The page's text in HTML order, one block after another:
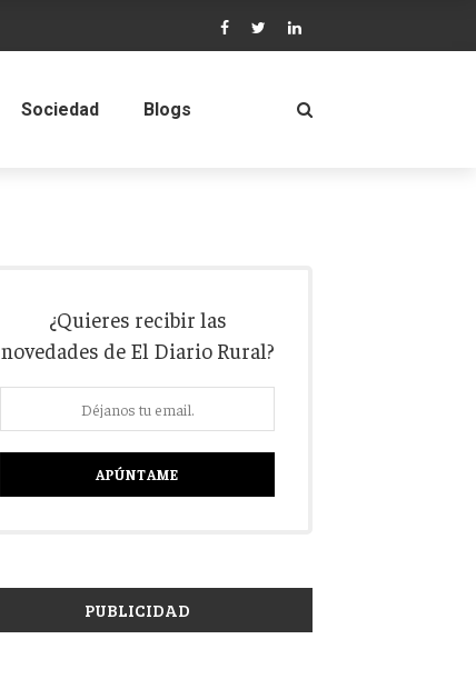
Sociedad Blogs
¿Quieres recibir las
novedades de El Diario Rural?
PUBLICIDAD